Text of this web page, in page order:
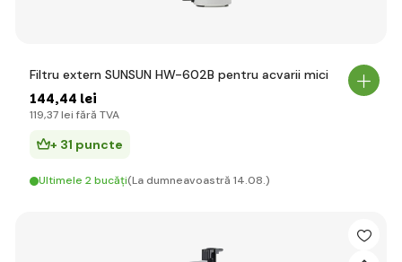
Filtru extern SUNSUN HW-602B pentru acvarii mici
144,44 lei
119,37 lei fără TVA
+ 31 puncte
Ultimele 2 bucăți(La dumneavoastră 14.08.)